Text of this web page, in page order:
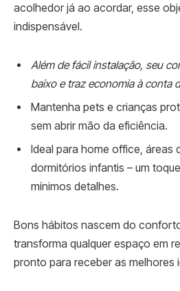
acolhedor já ao acordar, esse
indispensável.
Além de fácil instalação, seu
baixo e traz economia à conta
Mantenha pets e crianças
sem abrir mão da eficiência.
Ideal para home office, áreas
dormitórios infantis – um
mínimos detalhes.
Bons hábitos nascem do
transforma qualquer espaço em
pronto para receber as melhores